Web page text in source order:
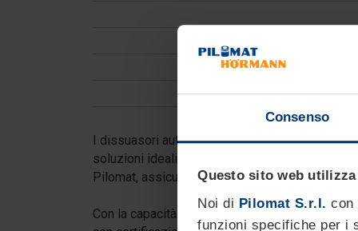
Consenso
Questo sito web
Noi di Pilomat S.r.l. con
funzioni specifiche per i
I dissuasori automatici dellaSerie K/Msono
soluzioni ideali per scenari ad alto rischio
Pilomat, assicura qualità, affidabilità nel tempo
Con la capacità di assorbimento fino a